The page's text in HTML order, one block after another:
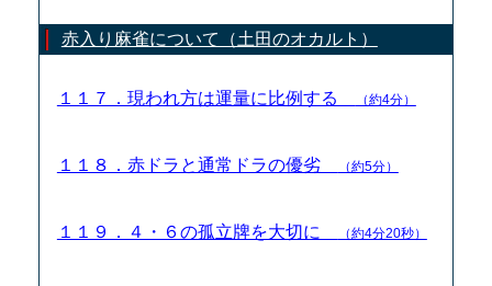
赤入り麻雀について（土田のオカルト）
１１７．現われ方は運量に比例する （約4分）
１１８．赤ドラと通常ドラの優劣 （約5分）
１１９．４・６の孤立牌を大切に （約4分20秒）